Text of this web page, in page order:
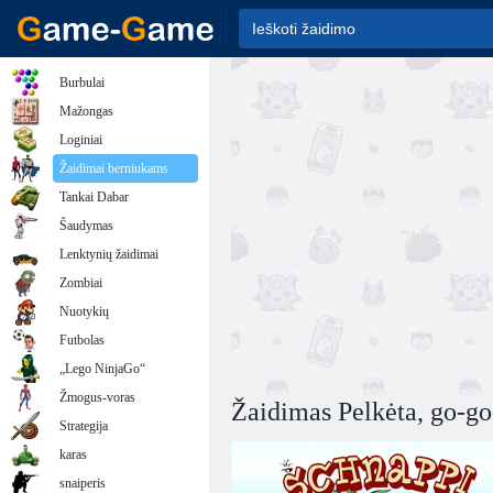
Žaidimas Pelkėta, go-
Burbulai
Mažongas
Loginiai
Žaidimai berniukams
Tankai Dabar
Šaudymas
Lenktynių žaidimai
Zombiai
Nuotykių
Futbolas
„Lego NinjaGo“
Žmogus-voras
Strategija
karas
snaiperis